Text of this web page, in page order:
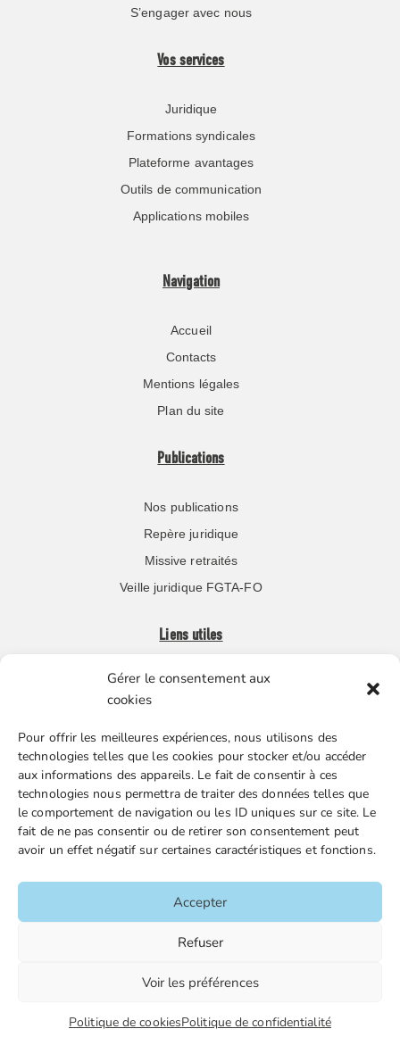
Gérer le consentement aux
cookies
Pour offrir les meilleures expériences, nous utilisons des
technologies telles que les cookies pour stocker et/ou accéder
aux informations des appareils. Le fait de consentir à ces
technologies nous permettra de traiter des données telles que
le comportement de navigation ou les ID uniques sur ce site. Le
fait de ne pas consentir ou de retirer son consentement peut
avoir un effet négatif sur certaines caractéristiques et fonctions.
Accepter
Refuser
Voir les préférences
Politique de cookiesPolitique de confidentialité
S’engager avec nous
Vos services
Juridique
Formations syndicales
Plateforme avantages
Outils de communication
Applications mobiles
Navigation
Accueil
Contacts
Mentions légales
Plan du site
Publications
Nos publications
Repère juridique
Missive retraités
Veille juridique FGTA-FO
Liens utiles
Boutique en ligne
Nos partenaires
Gestion des cookies
FGTA-FO / 15 avenue Victor Hugo – 92170 Vanves / 01 86
Accueil
Contacts
Mentions légales
Plan du site